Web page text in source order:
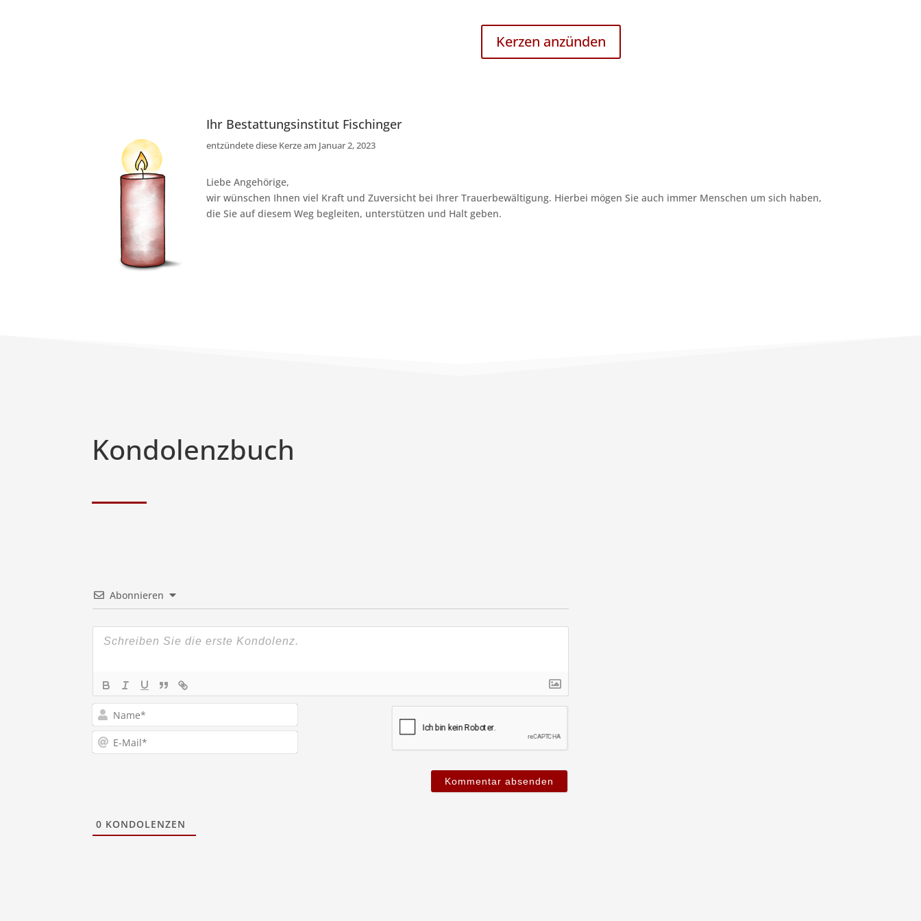
Kerzen anzünden
Ihr Bestattungsinstitut Fischinger
entzündete diese Kerze am Januar 2, 2023
Liebe Angehörige,
wir wünschen Ihnen viel Kraft und Zuversicht bei Ihrer Trauerbewältigung. Hierbei mögen Sie auch immer Menschen um sich haben,
die Sie auf diesem Weg begleiten, unterstützen und Halt geben.
Kondolenzbuch
Abonnieren
Mail*
0 KONDOLENZEN